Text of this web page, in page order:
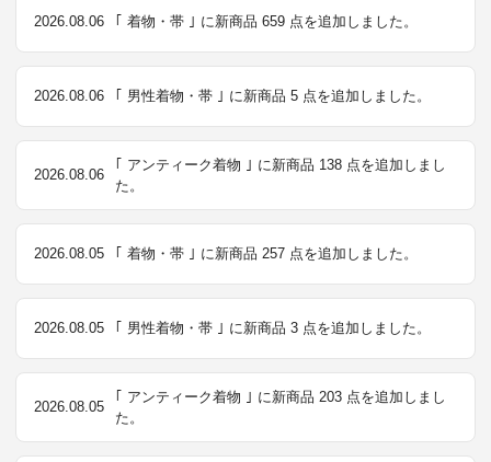
2026.08.06 ｢ 着物・帯 ｣ に新商品 659 点を追加しました。
2026.08.06 ｢ 男性着物・帯 ｣ に新商品 5 点を追加しました。
2026.08.06
｢ アンティーク着物 ｣ に新商品 138 点を追加しまし
た。
2026.08.05 ｢ 着物・帯 ｣ に新商品 257 点を追加しました。
2026.08.05 ｢ 男性着物・帯 ｣ に新商品 3 点を追加しました。
2026.08.05
｢ アンティーク着物 ｣ に新商品 203 点を追加しまし
た。